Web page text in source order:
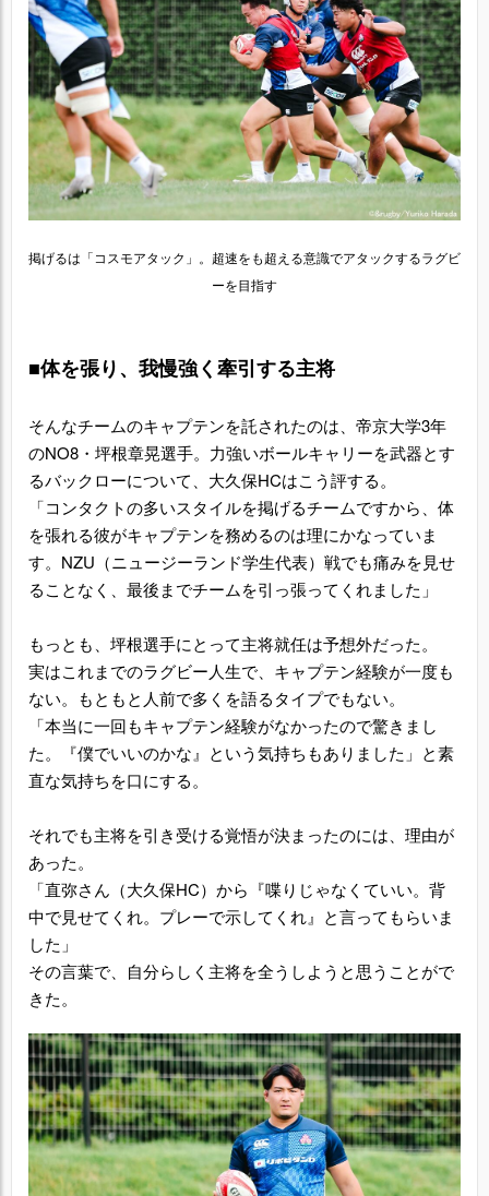
掲げるは「コスモアタック」。超速をも超える意識でアタックするラグビ
ーを目指す
■体を張り、我慢強く牽引する主将
そんなチームのキャプテンを託されたのは、帝京大学3年
のNO8・坪根章晃選手。力強いボールキャリーを武器とす
るバックローについて、大久保HCはこう評する。
「コンタクトの多いスタイルを掲げるチームですから、体
を張れる彼がキャプテンを務めるのは理にかなっていま
す。NZU（ニュージーランド学生代表）戦でも痛みを見せ
ることなく、最後までチームを引っ張ってくれました」
もっとも、坪根選手にとって主将就任は予想外だった。
実はこれまでのラグビー人生で、キャプテン経験が一度も
ない。もともと人前で多くを語るタイプでもない。
「本当に一回もキャプテン経験がなかったので驚きまし
た。『僕でいいのかな』という気持ちもありました」と素
直な気持ちを口にする。
それでも主将を引き受ける覚悟が決まったのには、理由が
あった。
「直弥さん（大久保HC）から『喋りじゃなくていい。背
中で見せてくれ。プレーで示してくれ』と言ってもらいま
した」
その言葉で、自分らしく主将を全うしようと思うことがで
きた。